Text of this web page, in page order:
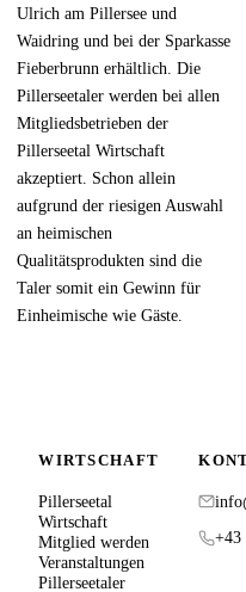
Ulrich am Pillersee und
Waidring und bei der Sparkasse
Fieberbrunn erhältlich. Die
Pillerseetaler werden bei allen
Mitgliedsbetrieben der
Pillerseetal Wirtschaft
akzeptiert. Schon allein
aufgrund der riesigen Auswahl
an heimischen
Qualitätsprodukten sind die
Taler somit ein Gewinn für
Einheimische wie Gäste.
WIRTSCHAFT
Pillerseetal
Wirtschaft
Mitglied werden
Veranstaltungen
Pillerseetaler
+43